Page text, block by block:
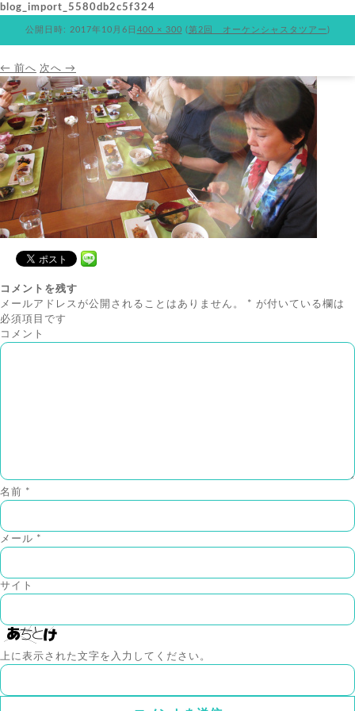
blog_import_5580db2c5f324
公開日時: 2017年10月6日 400 × 300 (第2回 オーケンシャスタツアー)
← 前へ 次へ →
コメントを残す
メールアドレスが公開されることはありません。
* が付いている欄は
必須項目です
コメント
名前 *
メール *
サイト
上に表示された文字を入力してください。